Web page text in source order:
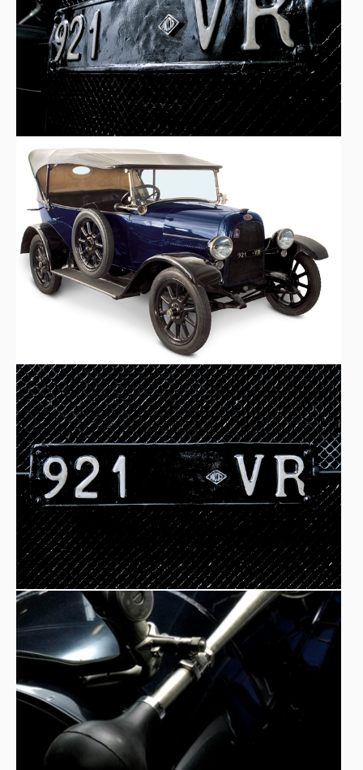
"... Vengo a prenderti stasera
Sulla mia torpedo blu
L'automobile sportiva
Che mi dà un tono di gioventù
Già ti vedo elegantissima
Sembrerai una Jean Harlow
Sulla mia torpedo blu
Indosserò un bel doppiopetto
Ed un cappellone, come Al Capone
E in camicetta e maxigonna
Tu mi accenderai il sigarone..."
APPROFONDIMENTO - Dalla guerra alla produzione in
serie: la nascita della Fiat 501
Dopo la Prima guerra mondiale l’industria europea dovette
riconvertire la produzione bellica alla meccanica civile.
AncheFiatguardò con attenzione ai metodi introdotti
negli Stati Uniti daHenry Ford, dove già dal 1913 la
catena di montaggio aveva rivoluzionato il lavoro in
fabbrica: operazioni ripetute, postazioni fisse e veicoli che
avanzavano di stazione in stazione. Il successo dellaFord
Model T
, venduta in milioni di esemplari anche in Europa,
rese evidente la necessità di modernizzare gli impianti
produttivi italiani. Giovanni Agnelliavviò così nel 1916
la costruzione del grande stabilimento del
Lingotto,
completato tra il 1921 e il 1923, autentico simbolo
dell’industrializzazione novecentesca.
In questo contesto nasce nel
1919 Fiat 501
a diventare unmodello chiave per almeno quattro